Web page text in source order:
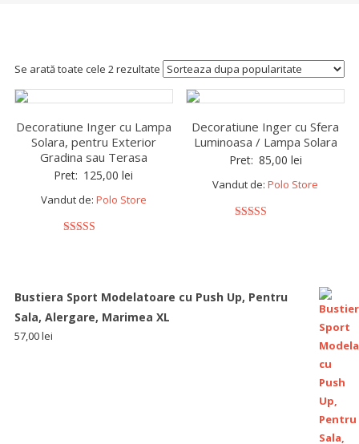
Se arată toate cele 2 rezultate
Decoratiune Inger cu Lampa
Solara, pentru Exterior
Gradina sau Terasa
Pret: 125,00lei
Vandut de: Polo Store
Decoratiune Inger cu Sfera
Luminoasa / Lampa Solara
Pret: 85,00 lei
Vandut de:Polo Store
Bustiera Sport Modelatoare cu Push Up, Pentru
Sala, Alergare, Marimea XL
57,00lei